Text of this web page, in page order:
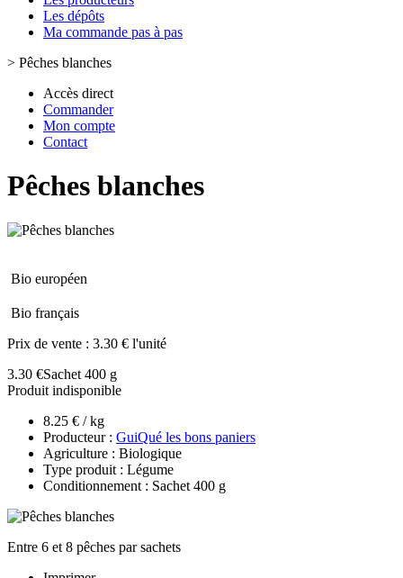
Les dépôts
Ma commande pas à pas
> Pêches blanches
Accès direct
Commander
Mon compte
Contact
Pêches blanches
Bio européen
Bio français
Prix de vente : 3.30 € l'unité
3.30 €Sachet 400 g
Produit indisponible
8.25 € / kg
Producteur : GuiQué les bons paniers
Agriculture : Biologique
Type produit : Légume
Conditionnement : Sachet 400 g
Entre 6 et 8 pêches par sachets